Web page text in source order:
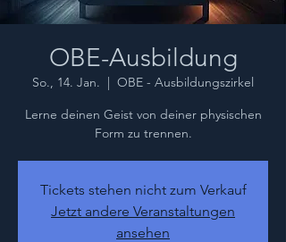
OBE-Ausbildung
So., 14. Jan.
  |
OBE - Ausbildungszirkel
Lerne deinen Geist von deiner physischen
Form zu trennen.
Tickets stehen nicht zum Verkauf
Jetzt andere Veranstaltungen
ansehen